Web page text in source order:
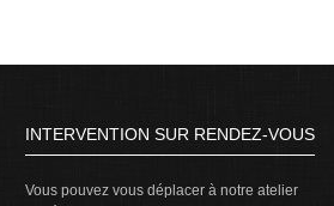
INTERVENTION SUR RENDEZ-VOUS
Vous pouvez vous déplacer à notre atelier